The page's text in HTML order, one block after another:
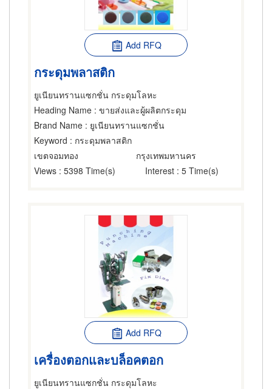
Add RFQ
กระดุมพลาสติก
ยูเนียนทรานแซกชั่น กระดุมโลหะ
Heading Name : ขายส่งและผู้ผลิตกระดุม
Brand Name : ยูเนียนทรานแซกชั่น
Keyword : กระดุมพลาสติก
เขตจอมทอง
กรุงเทพมหานคร
Views : 5398 Time(s) Interest : 5 Time(s)
Add RFQ
เครื่องตอกและบล็อคตอก
ยูเนียนทรานแซกชั่น กระดุมโลหะ